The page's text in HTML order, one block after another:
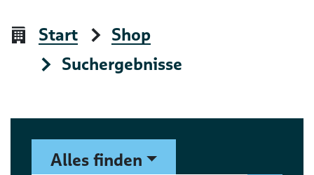
Start
Shop
Suchergebnisse
Suchformular
Alles finden
Suchbegriff